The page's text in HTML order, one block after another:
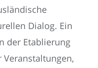
Dialog. Ein
der Etablierung